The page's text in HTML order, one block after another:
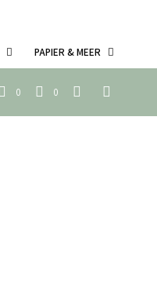
PAPIER & MEER
0 0